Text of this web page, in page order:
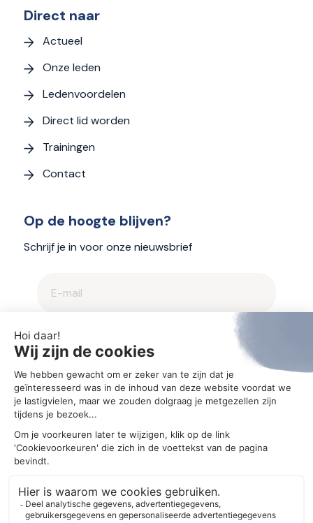
Direct naar
Actueel
Onze leden
Ledenvoordelen
Direct lid worden
Trainingen
Contact
Op de hoogte blijven?
Schrijf je in voor onze nieuwsbrief
2025 © Aegis
Privacybeleid en cookieverklaring
Cookie-instellingen